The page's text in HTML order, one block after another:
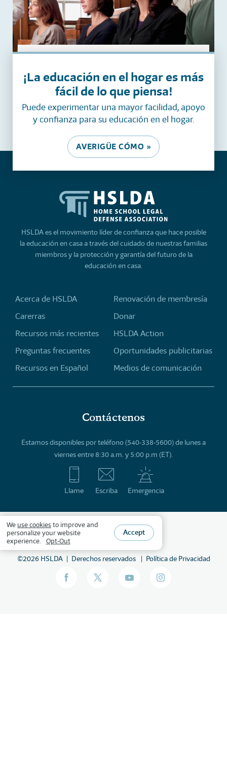
ARTICLE
Leyes sobre el servicio de jurado en Utah
¡La educación en el hogar es más
fácil de lo que piensa!
Puede experimentar una mayor facilidad, apoyo
y confianza para su educación en el hogar.
AVERIGÜE CÓMO »
HSLDA es el movimiento líder de confianza que hace posible
la educación en casa a través del cuidado de nuestras familias
miembros y la protección y garantía del futuro de la
educación en casa.
Acerca de HSLDA
Carerras
Recursos más recientes
Preguntas frecuentes
Recursos en Español
Renovación de membresía
Donar
HSLDA Action
Oportunidades publicitarias
Medios de comunicación
Contáctenos
Estamos disponibles por teléfono (540-338-5600) de lunes a
viernes entre 8:30 a.m. y 5:00 p.m (ET).
Llame Escriba Emergencia
©2026 HSLDA Derechos reservados Política de Privacidad
We use cookiesto improve and
personalize your website
experience.
Opt-Out
Accept